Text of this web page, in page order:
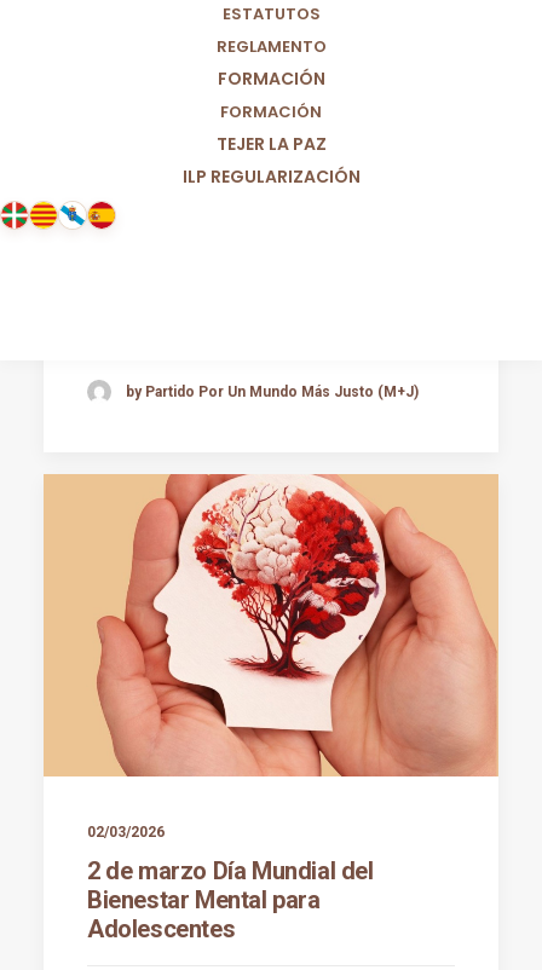
ESTATUTOS
REGLAMENTO
FORMACIÓN
FORMACIÓN
TEJER LA PAZ
ILP REGULARIZACIÓN
by Partido Por Un Mundo Más Justo (M+J)
02/03/2026
2 de marzo Día Mundial del
Bienestar Mental para
Adolescentes